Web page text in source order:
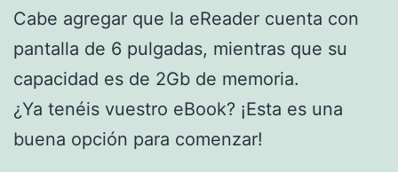
Cabe agregar que la eReader cuenta con
pantalla de 6 pulgadas, mientras que su
capacidad es de 2Gb de memoria.
¿Ya tenéis vuestro eBook? ¡Esta es una
buena opción para comenzar!